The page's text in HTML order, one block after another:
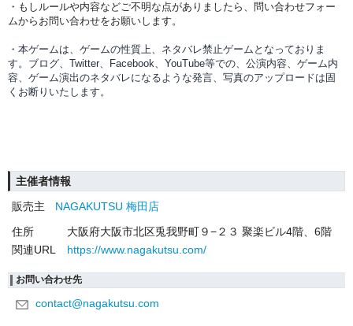
・もしルールや内容などご不明な点がありましたら、問い合わせフォー
ムからお問い合わせをお願いします。
・本ゲームは、ゲームの性質上、ネタバレ禁止ゲームとなっておりま
す。ブログ、Twitter、Facebook、YouTube等での、 公演内容、 ゲーム内
容、ゲーム演出のネタバレになるような発言、写真のアップロードは固
くお断りいたします。
主催者情報
販売主
NAGAKUTSU 梅田店
住所
大阪府大阪市北区兎我野町９−２３ 聚楽ビル4階、6階
関連URL
https://www.nagakutsu.com/
お問い合わせ先
contact@nagakutsu.com